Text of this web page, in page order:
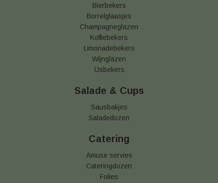
Bierbekers
Borrelglaasjes
Champagneglazen
Koffiebekers
Limonadebekers
Wijnglazen
IJsbekers
Salade & Cups
Sausbakjes
Saladedozen
Catering
Amuse servies
Cateringdozen
Folies